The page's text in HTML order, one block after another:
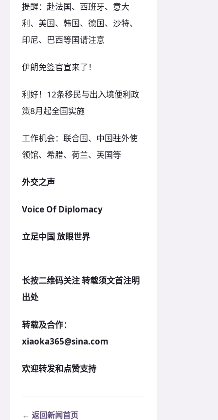
提醒：赴法国、西班牙、意大
利、美国、韩国、德国、沙特、
印尼、巴西等国请注意
伊朗免签官宣来了！
利好！12条移民与出入境便利政
策8月起全国实施
工作机会：联合国、中国驻外使
领馆、希腊、荷兰、英国等
外交之声
Voice Of Diplomacy
立足中国 放眼世界
长按二维码关注 转载须文首注明
出处
转载及合作：
xiaoka365@sina.com
欢迎转发和点赞支持
← 返回新闻首页